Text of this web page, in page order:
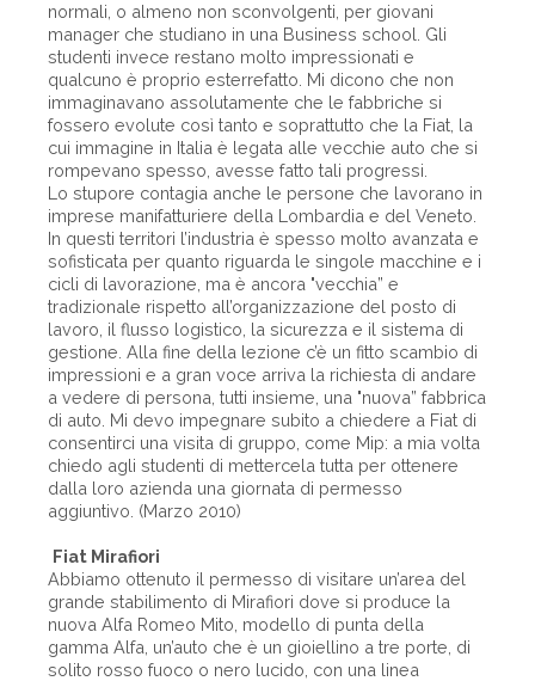
normali, o almeno non sconvolgenti, per giovani
manager che studiano in una Business school. Gli
studenti invece restano molto impressionati e
qualcuno è proprio esterrefatto. Mi dicono che non
immaginavano assolutamente che le fabbriche si
fossero evolute così tanto e soprattutto che la Fiat, la
cui immagine in Italia è legata alle vecchie auto che si
rompevano spesso, avesse fatto tali progressi.
Lo stupore contagia anche le persone che lavorano in
imprese manifatturiere della Lombardia e del Veneto.
In questi territori l’industria è spesso molto avanzata e
sofisticata per quanto riguarda le singole macchine e i
cicli di lavorazione, ma è ancora "vecchia” e
tradizionale rispetto all’organizzazione del posto di
lavoro, il flusso logistico, la sicurezza e il sistema di
gestione. Alla fine della lezione c’è un fitto scambio di
impressioni e a gran voce arriva la richiesta di andare
a vedere di persona, tutti insieme, una "nuova” fabbrica
di auto. Mi devo impegnare subito a chiedere a Fiat di
consentirci una visita di gruppo, come Mip: a mia volta
chiedo agli studenti di mettercela tutta per ottenere
dalla loro azienda una giornata di permesso
aggiuntivo. (Marzo 2010)
Fiat Mirafiori
Abbiamo ottenuto il permesso di visitare un’area del
grande stabilimento di Mirafiori dove si produce la
nuova Alfa Romeo Mito, modello di punta della
gamma Alfa, un’auto che è un gioiellino a tre porte, di
solito rosso fuoco o nero lucido, con una linea